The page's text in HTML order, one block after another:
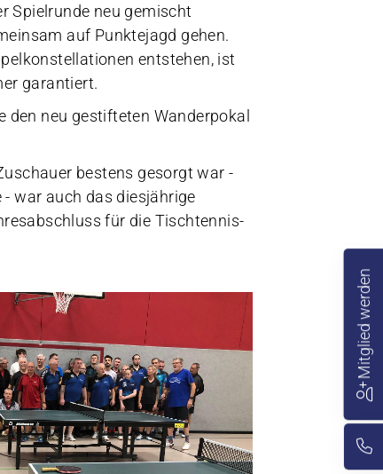
Spielrunde neu gemischt
auf Punktejagd gehen.
entstehen, ist
garantiert.
den neu gestifteten Wanderpokal
bestens gesorgt war -
war auch das diesjährige
für die Tischtennis-
Mitglied werden